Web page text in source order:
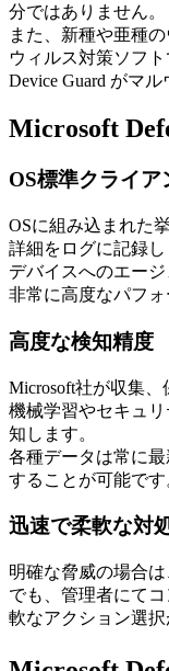
分ではありません。
また、新種や亜種
ウィルス対策ソフト
Device Guard がマ
Microsoft
OS標準クライア
OSに組み込まれた
詳細をログに記録し
デバイスへのエー
非常に高度なパフォ
高度な検知精度
Microsoft社が収集、
機械学習やセキュ
知します。
各種データは常に
することが可能です
迅速で柔軟な対
明確な脅威の場合
でも、管理者にて
軟なアクション選択